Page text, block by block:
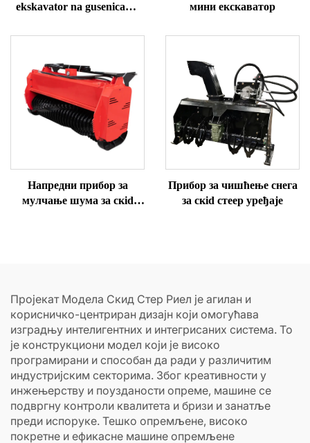
ekskavator na gusenicama
prodaju
мини екскаватор
Напредни прибор за
мулчање шума за скid
Прибор за чишћење снега
за скid стеер уређаје
Пројекат Модела Скид Стер Риел је агилан и
корисничко-центриран дизајн који омогућава
изградњу интелигентних и интегрисаних система. То
је конструкциони модел који је високо
програмирани и способан да ради у различитим
индустријским секторима. Због креативности у
инжењерству и поузданости опреме, машине се
подвргну контроли квалитета и бризи и занатље
преди испоруке. Тешко опремљене, високо
покретне и ефикасне машине опремљене